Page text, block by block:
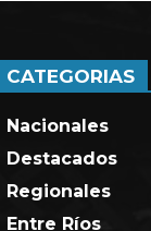
CATEGORIAS
Nacionales
Destacados
Regionales
Entre Ríos